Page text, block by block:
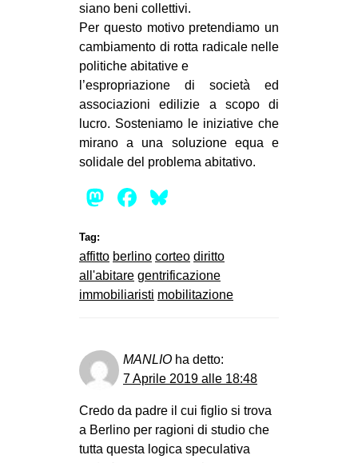
siano beni collettivi.
Per questo motivo pretendiamo un
cambiamento di rotta radicale nelle
politiche abitative e
l’espropriazione di società ed
associazioni edilizie a scopo di
lucro. Sosteniamo le iniziative che
mirano a una soluzione equa e
solidale del problema abitativo.
Mastodon
Facebook
Tag:
affitto berlino corteo diritto
all'abitare gentrificazione
immobiliaristi mobilitazione
MANLIO ha detto:
7 Aprile 2019 alle 18:48
Credo da padre il cui figlio si trova
a Berlino per ragioni di studio che
tutta questa logica speculativa